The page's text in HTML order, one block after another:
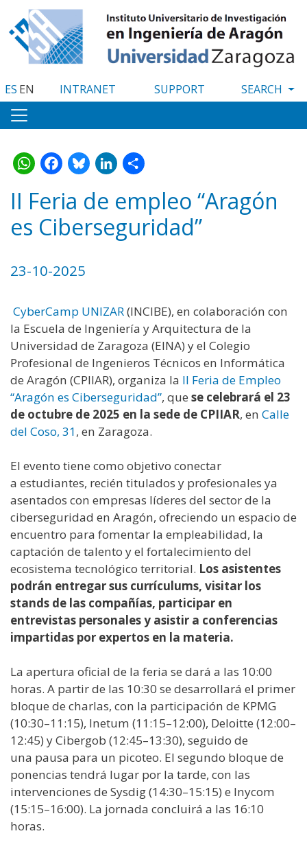
to
main
content
ES EN INTRANET SUPPORT
WhatsApp
Facebook
Bluesky
LinkedIn
Share
II Feria de empleo “Aragón
es Ciberseguridad”
23-10-2025
CyberCamp UNIZAR(INCIBE), en colaboración con
la Escuela de Ingeniería y Arquitectura de la
Universidad de Zaragoza (EINA) y el Colegio
Profesional de Ingenieros Técnicos en Informática
de Aragón (CPIIAR), organiza la II Feria de Empleo
“Aragón es Ciberseguridad”, quese celebrará el 23
de octubre de 2025 en la sede de CPIIAR, en Calle
del Coso, 31, en Zaragoza.
El evento tiene como objetivo conectar
a estudiantes, recién titulados y profesionales ya
asentados con empresas líderes del sector de la
ciberseguridad en Aragón, ofreciendo un espacio de
encuentro para fomentar la empleabilidad, la
captación de talento y el fortalecimiento del
ecosistema tecnológico territorial. Los asistentes
podrán entregar sus currículums, visitar los
stands de las compañías, participar en
entrevistas personales y asistir a conferencias
impartidas por expertos en la materia.
La apertura oficial de la feria se dará a las 10:00
horas. A partir de las 10:30 se desarrollará el primer
bloque de charlas, con la participación de KPMG
(10:30–11:15), Inetum (11:15–12:00), Deloitte (12:00–
12:45) y Cibergob (12:45–13:30), seguido de
una pausa para un picoteo. El segundo bloque de
ponencias tendrá lugar por la tarde, con las
intervenciones de Sysdig (14:30–15:15) e Inycom
(15:15–16:00). La jornada concluirá a las 16:10
horas.